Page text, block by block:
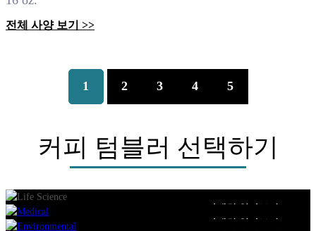
전체 사양 보기 >>
1 2 3 4 5
커피 텀블러 선택하기
아늑한 집에서 편안하게 한잔
자세히 알아보기
자세히 알아보기
사무실 책상 필수품
로드 트립 음료 동반자